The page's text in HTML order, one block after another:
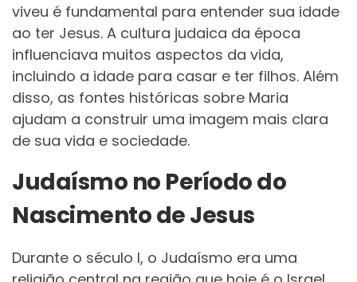
viveu é fundamental para entender sua idade
ao ter Jesus. A cultura judaica da época
influenciava muitos aspectos da vida,
incluindo a idade para casar e ter filhos. Além
disso, as fontes históricas sobre Maria
ajudam a construir uma imagem mais clara
de sua vida e sociedade.
Judaísmo no Período do
Nascimento de Jesus
Durante o século I, o Judaísmo era uma